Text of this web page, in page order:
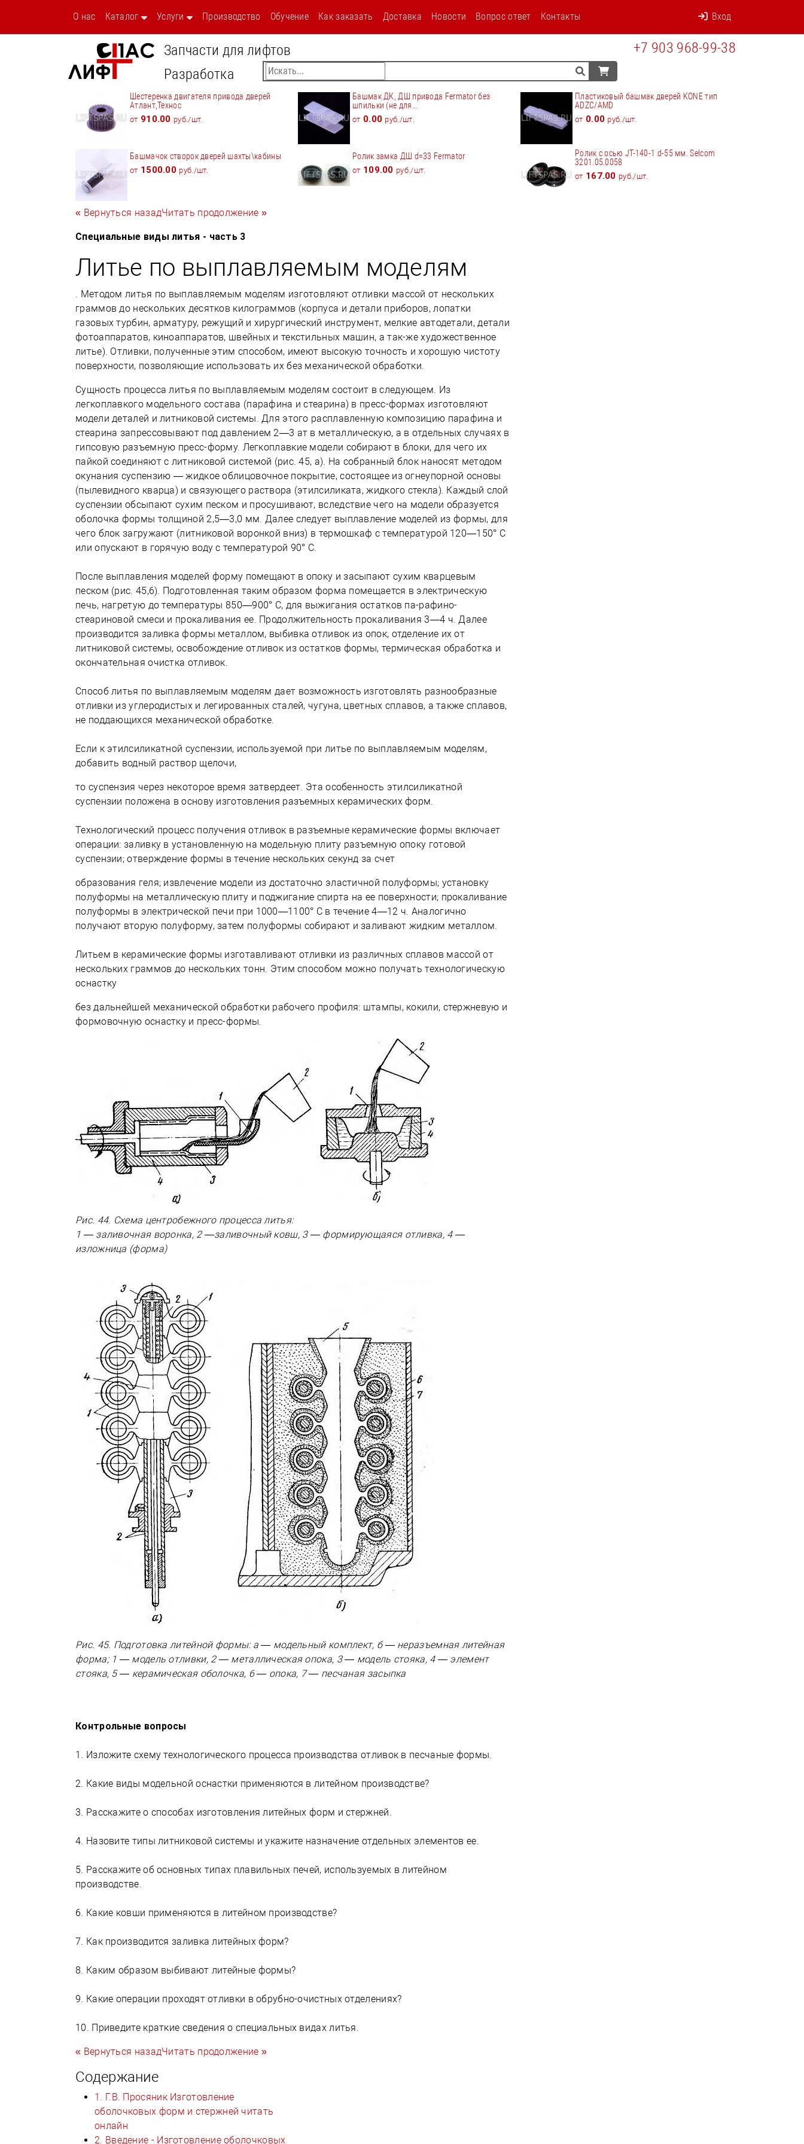
О нас
Каталог Услуги Производство Обучение Как заказать Доставка Новости Вопрос ответ Контакты Вход
Запчасти для лифтов
+7 903 968-99-38
Разработка
Шестеренка двигателя привода дверей
Атлант,Технос
от 910.00 руб./шт.
Башмак ДК, ДШ привода Fermator без
шпильки (не для...
от 0.00 руб./шт.
Пластиковый башмак дверей KONE тип
ADZC/AMD
от 0.00 руб./шт.
Башмачок створок дверей шахты\кабины
от 1500.00 руб./шт.
Ролик замка ДШ d=33 Fermator
от 109.00 руб./шт.
Ролик с осью JT-140-1 d-55 мм. Selcom
3201.05.0058
от 167.00 руб./шт.
« Вернуться назадЧитать продолжение »
Специальные виды литья - часть 3
Литье по выплавляемым моделям
. Методом литья по выплавляемым моделям изготовляют отливки массой от нескольких
граммов до нескольких десятков килограммов (корпуса и детали приборов, лопатки
газовых турбин, арматуру, режущий и хирургический инструмент, мелкие автодетали, детали
фотоаппаратов, киноаппаратов, швейных и текстильных машин, а так-же художественное
литье). Отливки, полученные этим способом, имеют высокую точность и хорошую чистоту
поверхности, позволяющие использовать их без механической обработки.
Сущность процесса литья по выплавляемым моделям состоит в следующем. Из
легкоплавкого модельного состава (парафина и стеарина) в пресс-формах изготовляют
модели деталей и литниковой системы. Для этого расплавленную композицию парафина и
стеарина запрессовывают под давлением 2—3 ат в металлическую, а в отдельных случаях в
гипсовую разъемную пресс-форму. Легкоплавкие модели собирают в блоки, для чего их
пайкой соединяют с литниковой системой (рис. 45, а). На собранный блок наносят методом
окунания суспензию — жидкое облицовочное покрытие, состоящее из огнеупорной основы
(пылевидного кварца) и связующего раствора (этилсиликата, жидкого стекла). Каждый слой
суспензии обсыпают сухим песком и просушивают, вследствие чего на модели образуется
оболочка формы толщиной 2,5—3,0 мм. Далее следует выплавление моделей из формы, для
чего блок загружают (литниковой воронкой вниз) в термошкаф с температурой 120—150° С
или опускают в горячую воду с температурой 90° С.
После выплавления моделей форму помещают в опоку и засыпают сухим кварцевым
песком (рис. 45,6). Подготовленная таким образом форма помещается в электрическую
печь, нагретую до температуры 850—900° С, для выжигания остатков па-рафино-
стеариновой смеси и прокаливания ее. Продолжительность прокаливания 3—4 ч. Далее
производится заливка формы металлом, выбивка отливок из опок, отделение их от
литниковой системы, освобождение отливок из остатков формы, термическая обработка и
окончательная очистка отливок.
Способ литья по выплавляемым моделям дает возможность изготовлять разнообразные
отливки из углеродистых и легированных сталей, чугуна, цветных сплавов, а также сплавов,
не поддающихся механической обработке.
Если к этилсиликатной суспензии, используемой при литье по выплавляемым моделям,
добавить водный раствор щелочи,
то суспензия через некоторое время затвердеет. Эта особенность этилсиликатной
суспензии положена в основу изготовления разъемных керамических форм.
Технологический процесс получения отливок в разъемные керамические формы включает
операции: заливку в установленную на модельную плиту разъемную опоку готовой
суспензии; отверждение формы в течение нескольких секунд за счет
образования геля; извлечение модели из достаточно эластичной полуформы; установку
полуформы на металлическую плиту и поджигание спирта на ее поверхности; прокаливание
полуформы в электрической печи при 1000—1100° С в течение 4—12 ч. Аналогично
получают вторую полуформу, затем полуформы собирают и заливают жидким металлом.
Литьем в керамические формы изготавливают отливки из различных сплавов массой от
нескольких граммов до нескольких тонн. Этим способом можно получать технологическую
оснастку
без дальнейшей механической обработки рабочего профиля: штампы, кокили, стержневую и
формовочную оснастку и пресс-формы.
Рис. 44. Схема центробежного процесса литья:
1 — заливочная воронка, 2 —заливочный ковш, 3 — формирующаяся отливка, 4 —
изложница (форма)
Рис. 45. Подготовка литейной формы: а — модельный комплект, б — неразъемная литейная
форма; 1 — модель отливки, 2 — металлическая опока, 3 — модель стояка, 4 — элемент
стояка, 5 — керамическая оболочка, 6 — опока, 7 — песчаная засыпка
Контрольные вопросы
1. Изложите схему технологического процесса производства отливок в песчаные формы.
2. Какие виды модельной оснастки применяются в литейном производстве?
3. Расскажите о способах изготовления литейных форм и стержней.
4. Назовите типы литниковой системы и укажите назначение отдельных элементов ее.
5. Расскажите об основных типах плавильных печей, используемых в литейном
производстве.
6. Какие ковши применяются в литейном производстве?
7. Как производится заливка литейных форм?
8. Каким образом выбивают литейные формы?
9. Какие операции проходят отливки в обрубно-очистных отделениях?
10. Приведите краткие сведения о специальных видах литья.
« Вернуться назадЧитать продолжение »
Содержание
1. Г.В. Просяник Изготовление
оболочковых форм и стержней читать
онлайн
2. Введение - Изготовление оболочковых